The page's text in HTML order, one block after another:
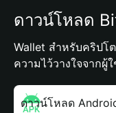
ดาวน์โหลด
Wallet สำหรับคริปโ
ความไว้วางใจจากผู้
ดาวน์โหลด